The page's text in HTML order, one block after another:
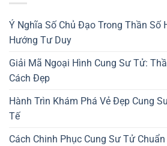
Ý Nghĩa Số Chủ Đạo Trong Thần Số
Hướng Tư Duy
Giải Mã Ngoại Hình Cung Sư Tử:
Cách Đẹp
Hành Trìn Khám Phá Vẻ Đẹp Cung
Tế
Cách Chinh Phục Cung Sư Tử